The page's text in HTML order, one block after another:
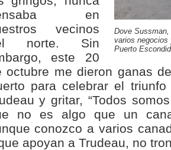
Dove Sussman,
varios negocios
Puerto
en
vecinos
norte. Sin
este 20
octubre me dieron ganas
para celebrar el
y gritar, “Todos
no es algo que un
conozco a varios
apoyan a Trudeau, no